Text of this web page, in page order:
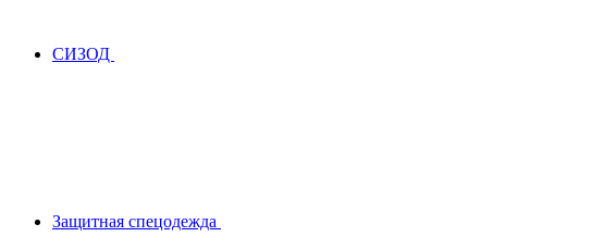
СИЗОД
Защитная спецодежда